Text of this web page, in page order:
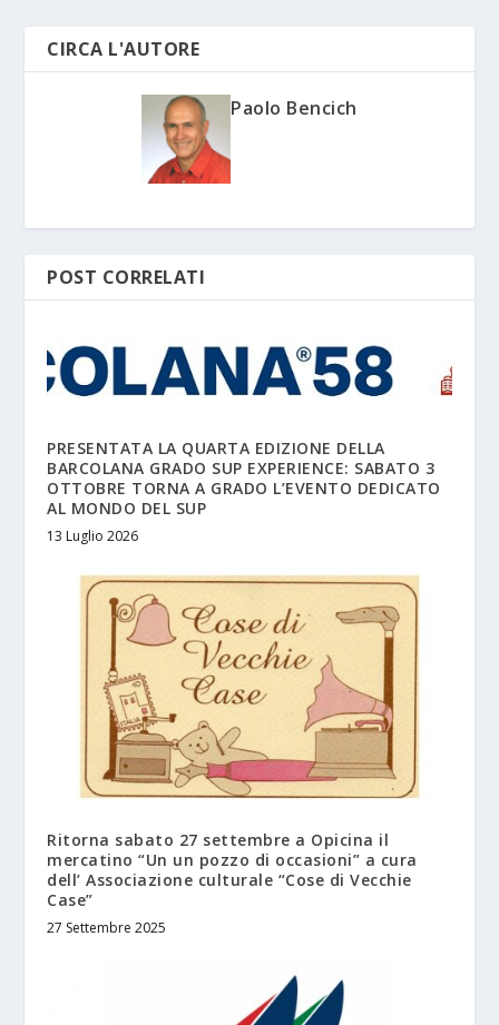
CIRCA L'AUTORE
Paolo Bencich
POST CORRELATI
PRESENTATA LA QUARTA EDIZIONE DELLA
BARCOLANA GRADO SUP EXPERIENCE: SABATO 3
OTTOBRE TORNA A GRADO L’EVENTO DEDICATO
AL MONDO DEL SUP
13 Luglio 2026
Ritorna sabato 27 settembre a Opicina il
mercatino “Un un pozzo di occasioni” a cura
dell’ Associazione culturale “Cose di Vecchie
Case”
27 Settembre 2025